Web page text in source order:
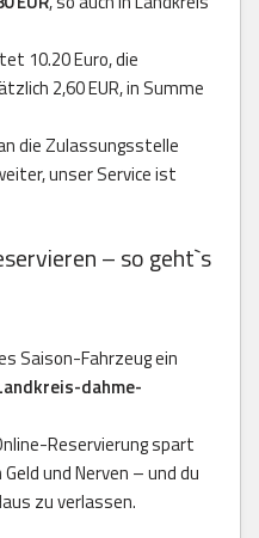
10.20 Euro, die
2,60 EUR, in Summe
die Zulassungsstelle
unser Service ist
– so geht`s
Saison-Fahrzeug ein
dahme-
Reservierung spart
und Nerven – und du
zu verlassen.